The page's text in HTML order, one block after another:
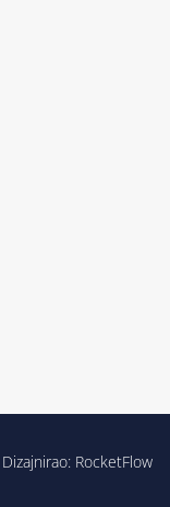
Dizajnirao: RocketFlow